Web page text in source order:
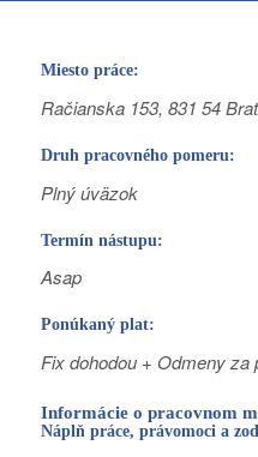
Miesto práce:
Račianska 153, 831 54
Druh pracovného pomeru:
Plný úväzok
Termín nástupu:
Asap
Ponúkaný plat:
Fix dohodou + Odmeny za
Informácie o pracovnom
Náplň práce, právomoci a